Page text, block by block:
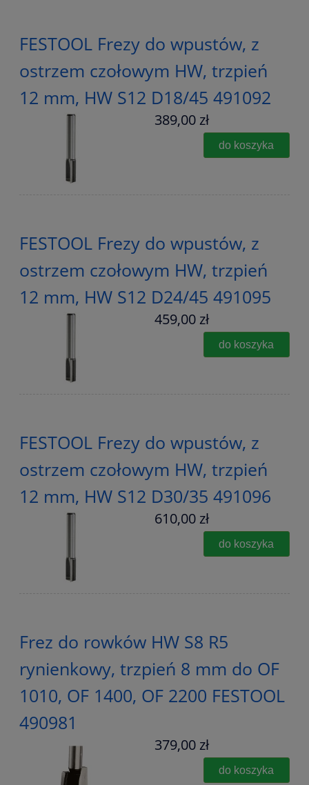
FESTOOL Frezy do wpustów, z
ostrzem czołowym HW, trzpień
12 mm, HW S12 D18/45 491092
389,00 zł
do koszyka
FESTOOL Frezy do wpustów, z
ostrzem czołowym HW, trzpień
12 mm, HW S12 D24/45 491095
459,00 zł
do koszyka
FESTOOL Frezy do wpustów, z
ostrzem czołowym HW, trzpień
12 mm, HW S12 D30/35 491096
610,00 zł
do koszyka
Frez do rowków HW S8 R5
rynienkowy, trzpień 8 mm do OF
1010, OF 1400, OF 2200 FESTOOL
490981
379,00 zł
do koszyka